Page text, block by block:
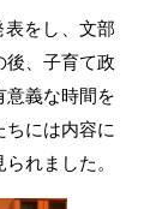
をし、文部
後、子育て政
意義な時間を
には内容に
れました。